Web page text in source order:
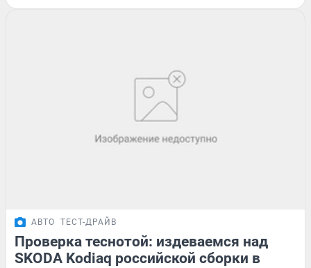
АВТО ТЕСТ-ДРАЙВ
Проверка теснотой: издеваемся над
SKODA Kodiaq российской сборки в